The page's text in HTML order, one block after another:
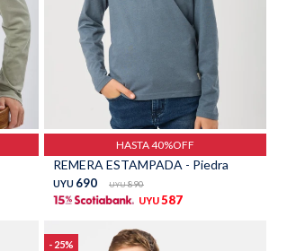
HASTA 40%OFF
REMERA ESTAMPADA - Piedra
UYU 690 UYU 890
UYU587
25